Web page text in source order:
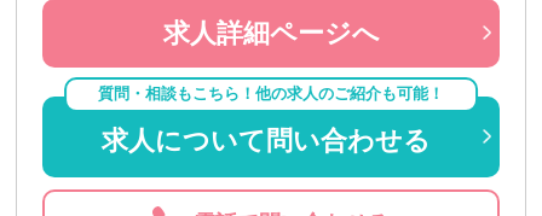
求人詳細ページへ
質問・相談もこちら！他の求人のご紹介も可能！
求人について問い合わせる